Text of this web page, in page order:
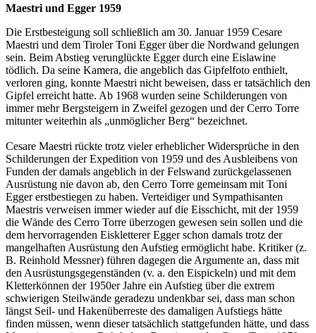
Maestri und Egger 1959
Die Erstbesteigung soll schließlich am 30. Januar 1959 Cesare
Maestri und dem Tiroler Toni Egger über die Nordwand gelungen
sein. Beim Abstieg verunglückte Egger durch eine Eislawine
tödlich. Da seine Kamera, die angeblich das Gipfelfoto enthielt,
verloren ging, konnte Maestri nicht beweisen, dass er tatsächlich den
Gipfel erreicht hatte. Ab 1968 wurden seine Schilderungen von
immer mehr Bergsteigern in Zweifel gezogen und der Cerro Torre
mitunter weiterhin als „unmöglicher Berg“ bezeichnet.
Cesare Maestri rückte trotz vieler erheblicher Widersprüche in den
Schilderungen der Expedition von 1959 und des Ausbleibens von
Funden der damals angeblich in der Felswand zurückgelassenen
Ausrüstung nie davon ab, den Cerro Torre gemeinsam mit Toni
Egger erstbestiegen zu haben. Verteidiger und Sympathisanten
Maestris verweisen immer wieder auf die Eisschicht, mit der 1959
die Wände des Cerro Torre überzogen gewesen sein sollen und die
dem hervorragenden Eiskletterer Egger schon damals trotz der
mangelhaften Ausrüstung den Aufstieg ermöglicht habe. Kritiker (z.
B. Reinhold Messner) führen dagegen die Argumente an, dass mit
den Ausrüstungsgegenständen (v. a. den Eispickeln) und mit dem
Kletterkönnen der 1950er Jahre ein Aufstieg über die extrem
schwierigen Steilwände geradezu undenkbar sei, dass man schon
längst Seil- und Hakenüberreste des damaligen Aufstiegs hätte
finden müssen, wenn dieser tatsächlich stattgefunden hätte, und dass